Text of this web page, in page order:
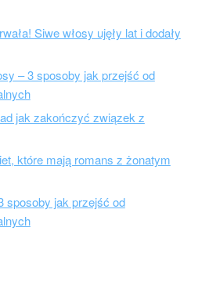
Siwe włosy ujęły lat i dodały
– 3 sposoby jak przejść od
jak zakończyć związek z
które mają romans z żonatym
sposoby jak przejść od